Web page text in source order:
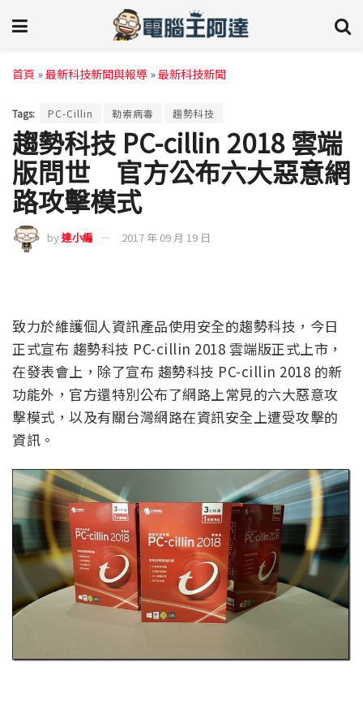
首頁 »最新科技新聞與報導 »最新科技新聞
Tags: PC-Cillin 勒索病毒 趨勢科技
趨勢科技 PC-cillin 2018 雲端
版問世 官方公布六大惡意網
路攻擊模式
by達小編 2017 年 09 月 19 日
致力於維護個人資訊產品使用安全的趨勢科技，今日
正式宣布 趨勢科技 PC-cillin 2018 雲端版正式上市，
在發表會上，除了宣布 趨勢科技 PC-cillin 2018 的新
功能外，官方還特別公布了網路上常見的六大惡意攻
擊模式，以及有關台灣網路在資訊安全上遭受攻擊的
資訊。